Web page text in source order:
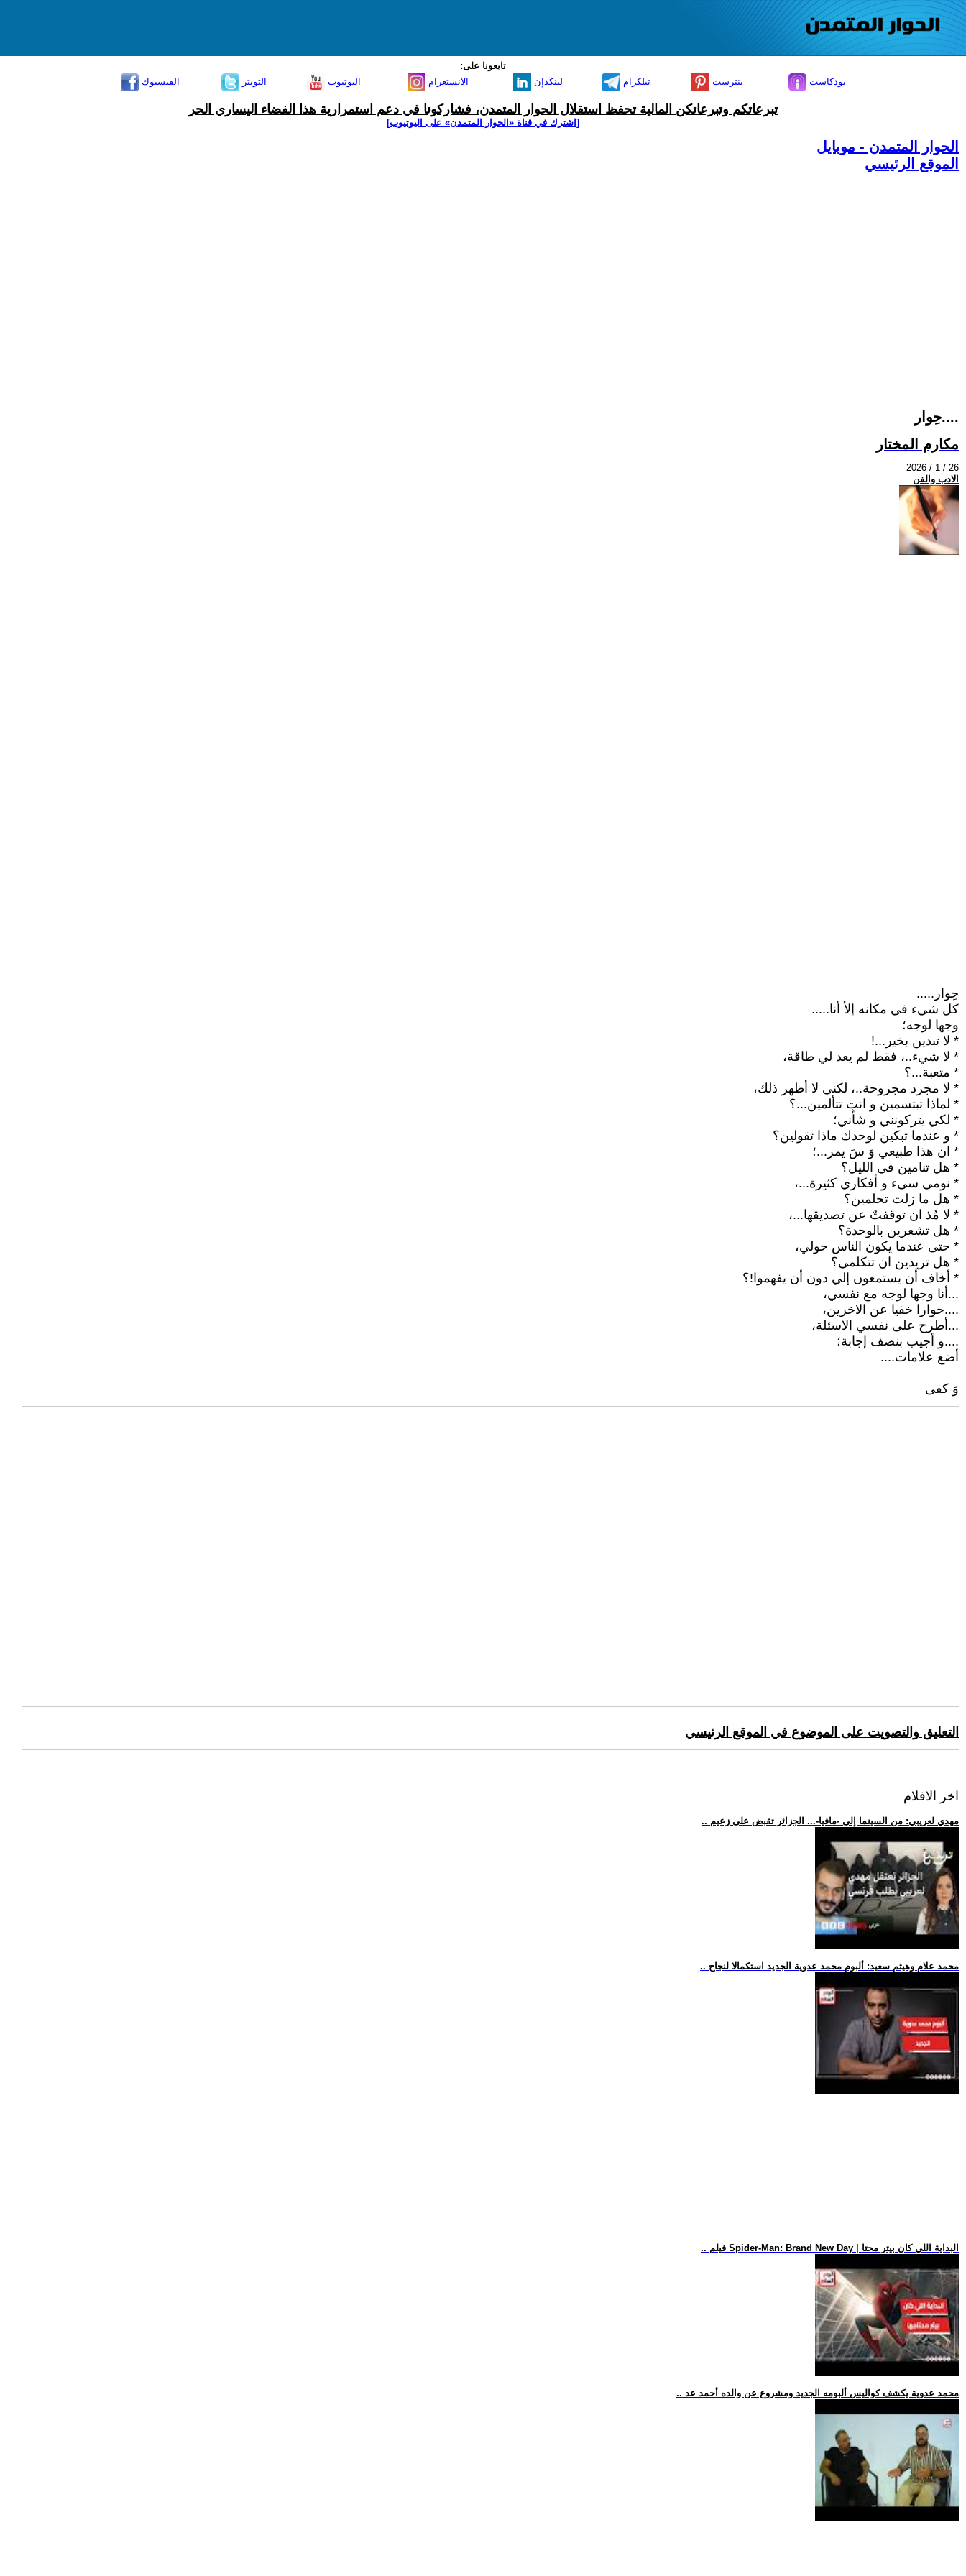
تابعونا على:
الفيسبوك
التويتر اليوتيوب الانستغرام لينكدإن تيلكرام بنترست بودكاست
تبرعاتكم وتبرعاتكن المالية تحفظ استقلال الحوار المتمدن، فشاركونا في دعم استمرارية هذا الفضاء اليساري الحر
[اشترك في قناة ‫«الحوار المتمدن» على اليوتيوب]
الحوار المتمدن - موبايل
الموقع الرئيسي
حِوار....
مكارم المختار
2026 / 1 / 26
الادب والفن
حِوار.....
كل شيء في مكانه إلأ أنا.....
وجها لوجه؛
* لا تبدين بخير...!
* لا شيء..، فقط لم يعد لي طاقة،
* متعبة...؟
* لا مجرد مجروحة..، لكني لا أظهر ذلك،
* لماذا تبتسمين و انتِ تتألمين...؟
* لكي يتركونني و شأني؛
* و عندما تبكين لوحدك ماذا تقولين؟
* ان هذا طبيعي وَ سَ يمر...؛
* هل تنامين في الليل؟
* نومي سيء و أفكاري كثيرة...،
* هل ما زلت تحلمين؟
* لا مٌذ ان توقفتٌ عن تصديقها...،
* هل تشعرين بالوحدة؟
* حتى عندما يكون الناس حولي،
* هل تريدين ان تتكلمي؟
* أخاف أن يستمعون إلي دون أن يفهموا!؟
...أنا وجها لوجه مع نفسي،
....حوارا خفيا عن الاخرين،
...أطرح على نفسي الاسئلة،
....و أجيب بنصف إجابة؛
أضع علامات....
وَ كفى
التعليق والتصويت على الموضوع في الموقع الرئيسي
اخر الافلام
.. مهدي لعريبي: من السينما إلى -مافيا-... الجزائر تقبض على زعيم
.. محمد علام وهيثم سعيد: ألبوم محمد عدوية الجديد استكمالا لنجاح
.. فيلم Spider-Man: Brand New Day | البداية اللي كان بيتر محتا
.. محمد عدوية يكشف كواليس ألبومه الجديد ومشروع عن والده أحمد عد